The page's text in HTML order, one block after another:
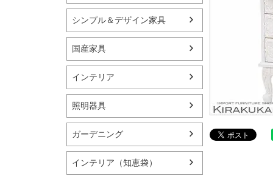
シンプル＆デザイン家具
国産家具
インテリア
照明器具
ガーデニング
インテリア（知恵袋）